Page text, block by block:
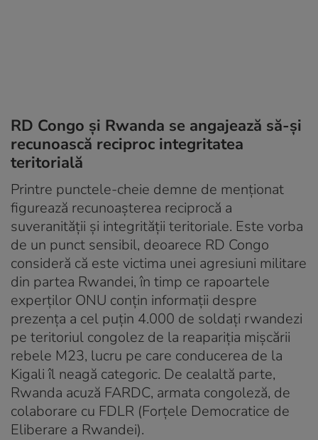
RD Congo și Rwanda se angajează să-și
recunoască reciproc integritatea
teritorială
Printre punctele-cheie demne de menționat
figurează recunoașterea reciprocă a
suveranității și integrității teritoriale. Este vorba
de un punct sensibil, deoarece RD Congo
consideră că este victima unei agresiuni militare
din partea Rwandei, în timp ce rapoartele
experților ONU conțin informații despre
prezența a cel puțin 4.000 de soldați rwandezi
pe teritoriul congolez de la reapariția mișcării
rebele M23, lucru pe care conducerea de la
Kigali îl neagă categoric. De cealaltă parte,
Rwanda acuză FARDC, armata congoleză, de
colaborare cu FDLR (Forțele Democratice de
Eliberare a Rwandei).